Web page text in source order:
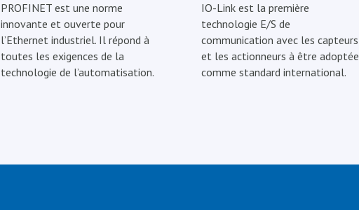
PROFINET est une norme
innovante et ouverte pour
l’Ethernet industriel. Il répond à
toutes les exigences de la
technologie de l’automatisation.
IO-Link est la première
technologie E/S de
communication avec les capteurs
et les actionneurs à être adoptée
comme standard international.